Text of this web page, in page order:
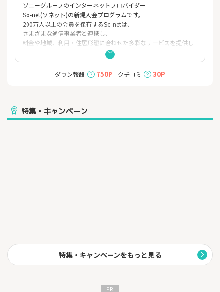
ソニーグループのインターネットプロバイダー
So-net(ソネット)の新規入会プログラムです。
200万人以上の会員を保有するSo-netは、
さまざまな通信事業者と連携し、
料金や地域、利用・住居形態に合わせた多彩なサービスを提供し
ダウン報酬 750P クチコミ 30P
特集・キャンペーン
特集・キャンペーンをもっと見る